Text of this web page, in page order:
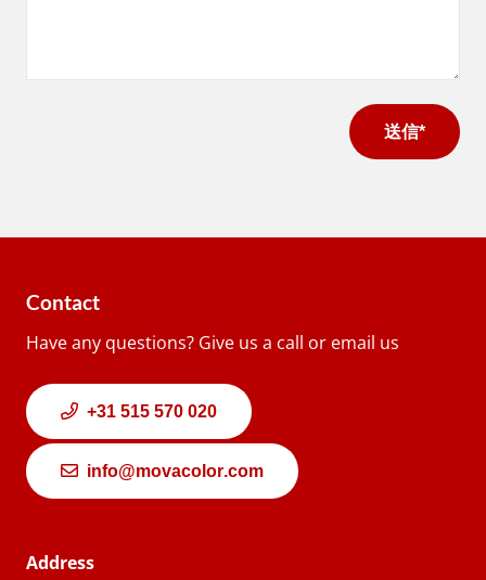
須)
Contact
Have any questions? Give us a call or email us
+31 515 570 020
info@movacolor.com
Address